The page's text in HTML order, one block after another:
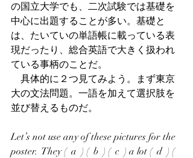
の国立大学でも、二次試験では基礎を
中心に出題することが多い。基礎と
は、たいていの単語帳に載っている表
現だったり、総合英語で大きく扱われ
ている事柄のことだ。
具体的に２つ見てみよう。まず東京
大の文法問題。一語を加えて選択肢を
並び替えるものだ。
Let’s not use any of these pictures for the
poster.  They (  a  ) (  b  ) (  c  ) a lot (  d  ) (